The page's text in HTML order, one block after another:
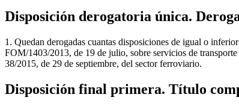
Disposición derogatoria única.
1. Quedan derogadas cuantas disposiciones de igual o
FOM/1403/2013, de 19 de julio, sobre servicios de
38/2015, de 29 de septiembre, del sector ferroviario.
Disposición final primera. Título